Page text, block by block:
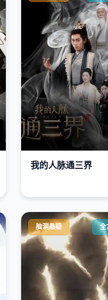
我的人脉通三界
脑洞悬疑 全